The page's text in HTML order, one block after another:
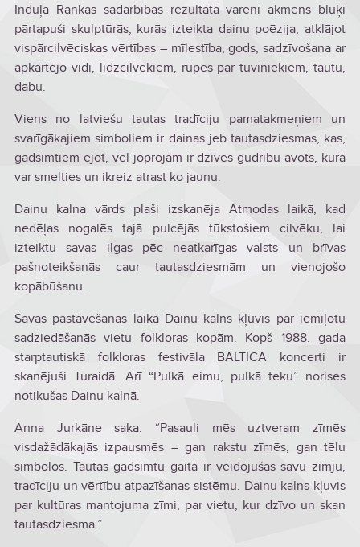
Induļa Rankas sadarbības rezultātā vareni akmens bluķi
pārtapuši skulptūrās, kurās izteikta dainu poēzija, atklājot
vispārcilvēciskas vērtības – mīlestība, gods, sadzīvošana ar
apkārtējo vidi, līdzcilvēkiem, rūpes par tuviniekiem, tautu,
dabu.
Viens no latviešu tautas tradīciju pamatakmeņiem un
svarīgākajiem simboliem ir dainas jeb tautasdziesmas, kas,
gadsimtiem ejot, vēl joprojām ir dzīves gudrību avots, kurā
var smelties un ikreiz atrast ko jaunu.
Dainu kalna vārds plaši izskanēja Atmodas laikā, kad
nedēļas nogalēs tajā pulcējās tūkstošiem cilvēku, lai
izteiktu savas ilgas pēc neatkarīgas valsts un brīvas
pašnoteikšanās caur tautasdziesmām un vienojošo
kopābūšanu.
Savas pastāvēšanas laikā Dainu kalns kļuvis par iemīļotu
sadziedāšanās vietu folkloras kopām. Kopš 1988. gada
starptautiskā folkloras festivāla BALTICA koncerti ir
skanējuši Turaidā. Arī “Pulkā eimu, pulkā teku” norises
notikušas Dainu kalnā.
Anna Jurkāne saka: “Pasauli mēs uztveram zīmēs
visdažādākajās izpausmēs – gan rakstu zīmēs, gan tēlu
simbolos. Tautas gadsimtu gaitā ir veidojušas savu zīmju,
tradīciju un vērtību atpazīšanas sistēmu. Dainu kalns kļuvis
par kultūras mantojuma zīmi, par vietu, kur dzīvo un skan
tautasdziesma.”